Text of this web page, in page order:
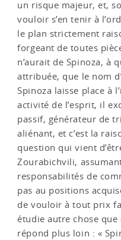
un risque majeur, et,
vouloir s’en tenir à
le plan strictement
forgeant de toutes
n’aurait de Spinoza, à
attribuée, que le nom
Spinoza laisse place à
activité de l’esprit, il
passif, générateur de
aliénant, et c’est la
question qui vient
Zourabichvili,
responsabilités de
pas au positions
de vouloir à tout prix
étudie autre chose
répond plus loin : «